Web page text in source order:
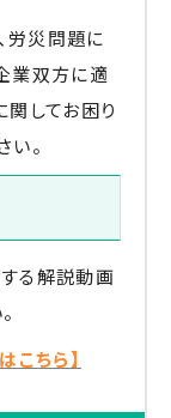
労災問題に
業双方に適
関してお困り
。
る解説動画
こちら】